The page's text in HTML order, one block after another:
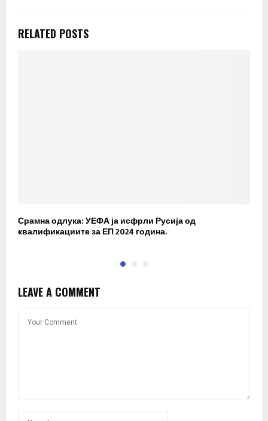
RELATED POSTS
Срамна одлука: УЕФА ја исфрли Русија од
квалификациите за ЕП 2024 година.
LEAVE A COMMENT